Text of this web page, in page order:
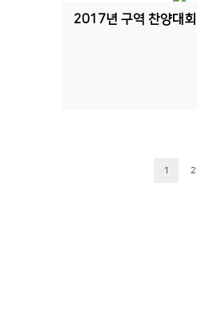
2017년 구역 찬양대회
1 2